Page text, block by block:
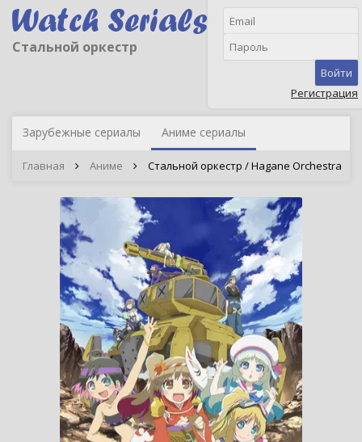
Стальной оркестр
Войти
Регистрация
Зарубежные сериалы Аниме сериалы
Главная Аниме Стальной оркестр / Hagane Orchestra